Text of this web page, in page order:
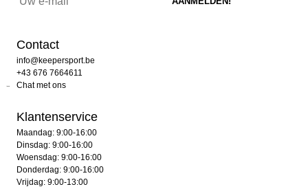
Contact
info@keepersport.be
+43 676 7664611
Chat met ons
Klantenservice
Maandag: 9:00-16:00
Dinsdag: 9:00-16:00
Woensdag: 9:00-16:00
Donderdag: 9:00-16:00
Vrijdag: 9:00-13:00